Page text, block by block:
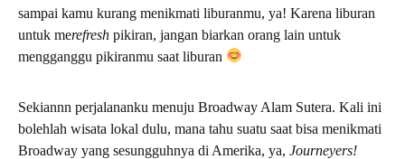
sampai kamu kurang menikmati liburanmu, ya! Karena liburan
untuk merefresh pikiran, jangan biarkan orang lain untuk
mengganggu pikiranmu saat liburan
Sekiannn perjalananku menuju Broadway Alam Sutera. Kali ini
bolehlah wisata lokal dulu, mana tahu suatu saat bisa menikmati
Broadway yang sesungguhnya di Amerika, ya, Journeyers!